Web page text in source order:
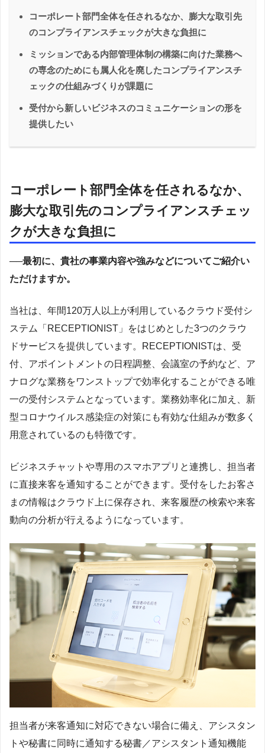
コーポレート部門全体を任されるなか、膨大な取引先
のコンプライアンスチェックが大きな負担に
ミッションである内部管理体制の構築に向けた業務へ
の専念のためにも属人化を廃したコンプライアンスチ
ェックの仕組みづくりが課題に
受付から新しいビジネスのコミュニケーションの形を
提供したい
コーポレート部門全体を任されるなか、
膨大な取引先のコンプライアンスチェッ
クが大きな負担に
──最初に、貴社の事業内容や強みなどについてご紹介い
ただけますか。
当社は、年間120万人以上が利用しているクラウド受付シ
ステム「RECEPTIONIST」をはじめとした3つのクラウ
ドサービスを提供しています。RECEPTIONISTは、受
付、アポイントメントの日程調整、会議室の予約など、ア
ナログな業務をワンストップで効率化することができる唯
一の受付システムとなっています。業務効率化に加え、新
型コロナウイルス感染症の対策にも有効な仕組みが数多く
用意されているのも特徴です。
ビジネスチャットや専用のスマホアプリと連携し、担当者
に直接来客を通知することができます。受付をしたお客さ
まの情報はクラウド上に保存され、来客履歴の検索や来客
動向の分析が行えるようになっています。
担当者が来客通知に対応できない場合に備え、アシスタン
トや秘書に同時に通知する秘書／アシスタント通知機能